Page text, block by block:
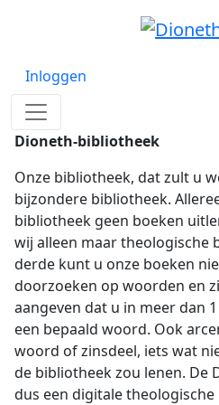
Inloggen
Dioneth-bibliotheek
Onze bibliotheek, dat zult u
bijzondere bibliotheek.
bibliotheek geen boeken
wij alleen maar theologische
derde kunt u onze boeken
doorzoeken op woorden en
aangeven dat u in meer dan
een bepaald woord. Ook
woord of zinsdeel, iets wat
de bibliotheek zou lenen. De
dus een digitale